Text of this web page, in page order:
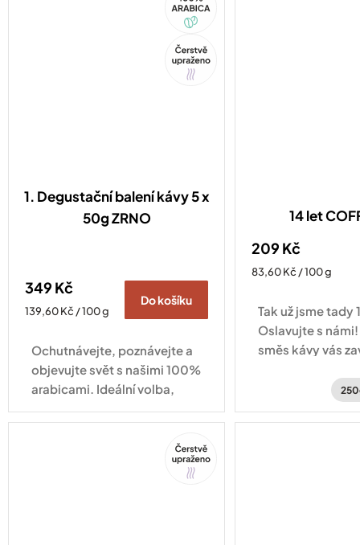
Tip
1. Degustační balení kávy 5 x
50g ZRNO
349 Kč
Měrná
139,60 Kč / 100 g
Do košíku
Ochutnávejte, poznávejte a
objevujte svět s našimi 100%
arabicami. Ideální volba,
když se nemůžete
rozhodnout!
14 let
209 Kč
Měrná
83,60 Kč / 100 g
Tak už jsme tady
Oslavujte s
směs kávy vás
Hondurasu a
Tip